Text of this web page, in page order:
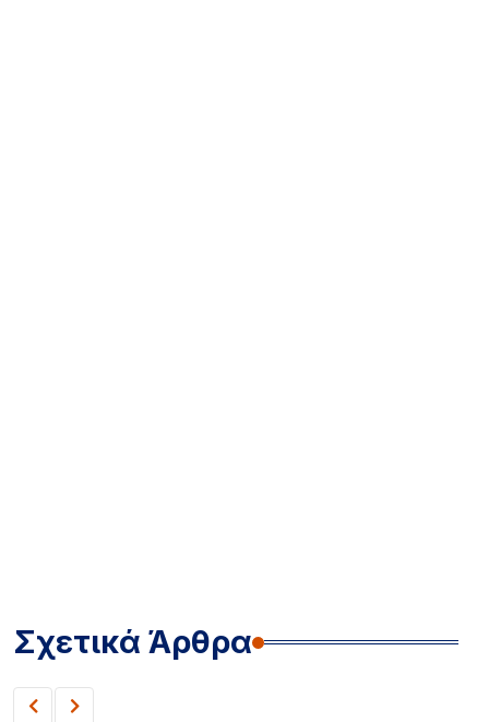
Σχετικά Άρθρα